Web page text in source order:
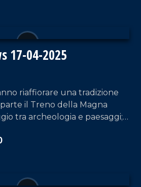
17-04-2025
riaffiorare una tradizione
il Treno della Magna
tra archeologia e paesaggi; a
la lingua greca continua